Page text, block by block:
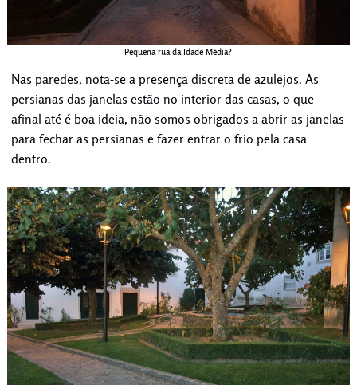
Pequena rua da Idade Média?
Nas paredes, nota-se a presença discreta de azulejos. As
persianas das janelas estão no interior das casas, o que
afinal até é boa ideia, não somos obrigados a abrir as janelas
para fechar as persianas e fazer entrar o frio pela casa
dentro.